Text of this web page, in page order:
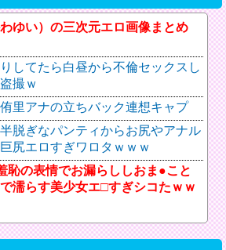
ゆい）の三次元エロ画像まとめ
してたら白昼から不倫セックスし
撮ｗ
里アナの立ちバック連想キャプ
半脱ぎなパンティからお尻やアナル
尻エロすぎワロタｗｗｗ
恥の表情でお漏らししおま●こと
濡らす美少女エ□すぎシコたｗｗ